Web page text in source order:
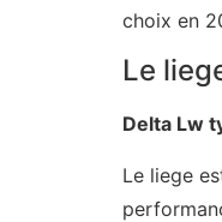
choix en
Le
Delta Lw
Le liege